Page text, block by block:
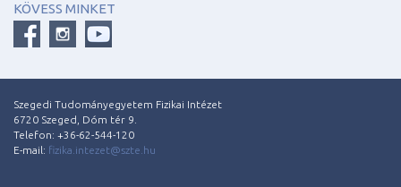
KÖVESS MINKET
Szegedi Tudományegyetem Fizikai Intézet
6720 Szeged, Dóm tér 9.
Telefon: +36-62-544-120
E-mail: fizika.intezet@szte.hu